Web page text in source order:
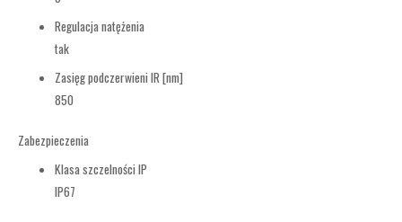
Regulacja natężenia
tak
Zasięg podczerwieni IR [nm]
850
Zabezpieczenia
Klasa szczelności IP
IP67